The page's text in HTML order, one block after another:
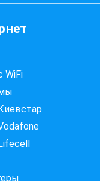
WiFi
працюють
вашою адресою?
доступність інтернету за 30 секунд
375+ провайдерів в базі
адресу
та номер будинку